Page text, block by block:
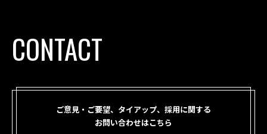
CONTACT
ご意見・ご要望、タイアップ、採用に関する
お問い合わせはこちら